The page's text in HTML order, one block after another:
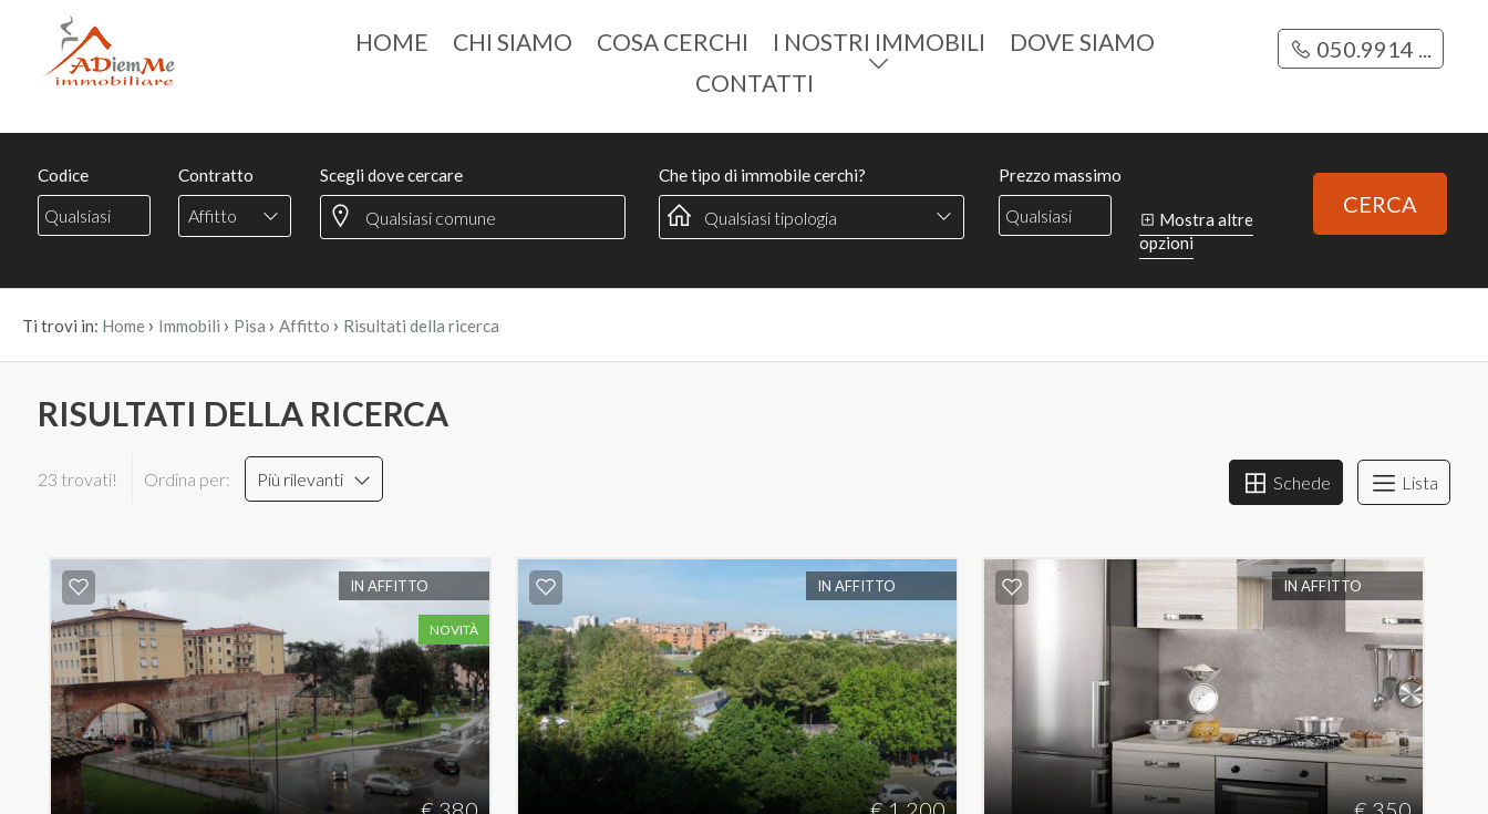
HOME CHI SIAMO COSA CERCHI I NOSTRI IMMOBILI
DOVE SIAMO
CONTATTI
050.9914 ...
Codice Contratto
Affitto
Scegli dove cercare Che tipo di immobile cerchi? Prezzo massimo
Mostra altre
opzioni
CERCA
Ti trovi in: Home › Immobili › Pisa › Affitto › Risultati della ricerca
RISULTATI DELLA RICERCA
23 trovati! Ordina per: Più rilevanti Schede Lista
IN AFFITTO
NOVITÀ
IN AFFITTO IN AFFITTO